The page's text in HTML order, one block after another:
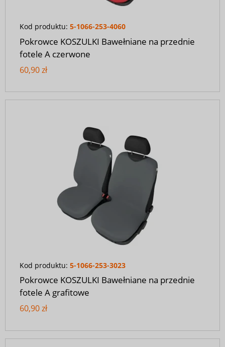
Kod produktu: 5-1066-253-4060
Pokrowce KOSZULKI Bawełniane na przednie
fotele A czerwone
60,90 zł
Kod produktu: 5-1066-253-3023
Pokrowce KOSZULKI Bawełniane na przednie
fotele A grafitowe
60,90 zł